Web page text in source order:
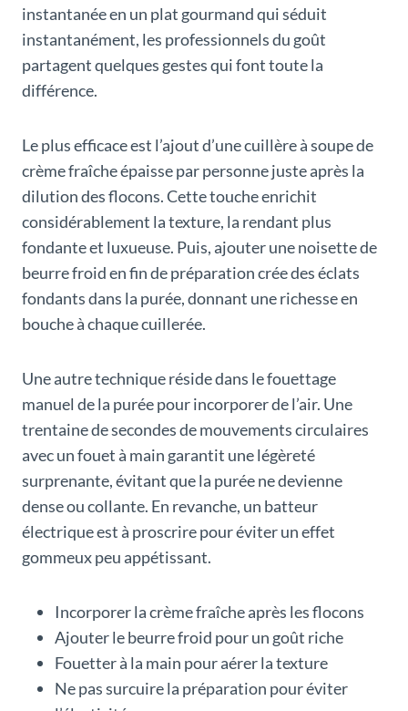
instantanée en un plat gourmand qui séduit
instantanément, les professionnels du goût
partagent quelques gestes qui font toute la
différence.
Le plus efficace est l’ajout d’une cuillère à soupe de
crème fraîche épaisse par personne juste après la
dilution des flocons. Cette touche enrichit
considérablement la texture, la rendant plus
fondante et luxueuse. Puis, ajouter une noisette de
beurre froid en fin de préparation crée des éclats
fondants dans la purée, donnant une richesse en
bouche à chaque cuillerée.
Une autre technique réside dans le fouettage
manuel de la purée pour incorporer de l’air. Une
trentaine de secondes de mouvements circulaires
avec un fouet à main garantit une légèreté
surprenante, évitant que la purée ne devienne
dense ou collante. En revanche, un batteur
électrique est à proscrire pour éviter un effet
gommeux peu appétissant.
Incorporer la crème fraîche après les flocons
Ajouter le beurre froid pour un goût riche
Fouetter à la main pour aérer la texture
Ne pas surcuire la préparation pour éviter